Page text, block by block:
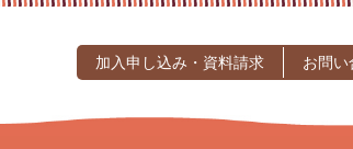
加入申し込み・資料請求 お問い